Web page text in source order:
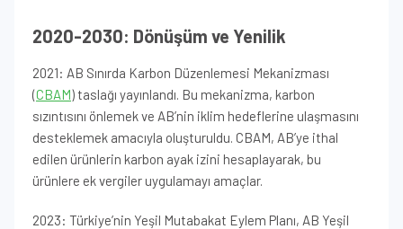
2020-2030: Dönüşüm ve Yenilik
2021: AB Sınırda Karbon Düzenlemesi Mekanizması
(CBAM) taslağı yayınlandı. Bu mekanizma, karbon
sızıntısını önlemek ve AB’nin iklim hedeflerine ulaşmasını
desteklemek amacıyla oluşturuldu. CBAM, AB’ye ithal
edilen ürünlerin karbon ayak izini hesaplayarak, bu
ürünlere ek vergiler uygulamayı amaçlar.
2023: Türkiye’nin Yeşil Mutabakat Eylem Planı, AB Yeşil